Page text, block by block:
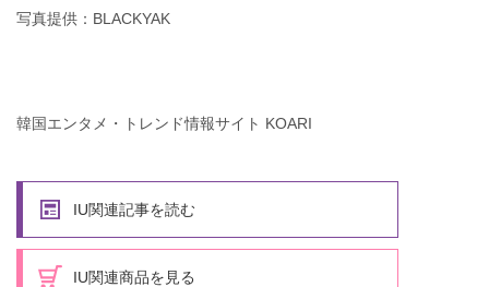
写真提供：BLACKYAK
韓国エンタメ・トレンド情報サイト KOARI
IU関連記事を読む
IU関連商品を見る